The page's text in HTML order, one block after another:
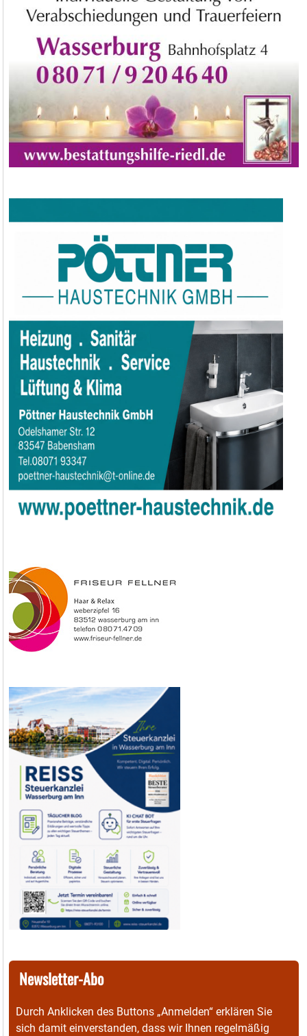
Newsletter-Abo
Durch Anklicken des Buttons „Anmelden“ erklären Sie
sich damit einverstanden, dass wir Ihnen regelmäßig